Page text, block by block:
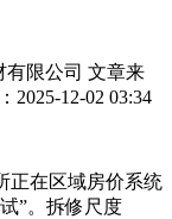
限公司 文章来
2025-12-02 03:34
在区域房价系统
”。拆修尺度